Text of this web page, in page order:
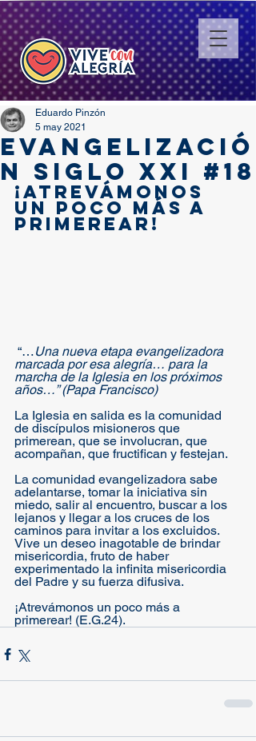
EVANGELIZACIÓ
N SIGLO XXI #18
Eduardo Pinzón
5 may 2021
¡Atrevámonos
un poco más a
primerear!
“…Una nueva etapa evangelizadora
marcada por esa alegría… para la
marcha de la Iglesia en los próximos
años…” (Papa Francisco)
La Iglesia en salida es la comunidad
de discípulos misioneros que
primerean, que se involucran, que
acompañan, que fructifican y festejan.
La comunidad evangelizadora sabe
adelantarse, tomar la iniciativa sin
miedo, salir al encuentro, buscar a los
lejanos y llegar a los cruces de los
caminos para invitar a los excluidos.
Vive un deseo inagotable de brindar
misericordia, fruto de haber
experimentado la infinita misericordia
del Padre y su fuerza difusiva.
¡Atrevámonos un poco más a
primerear! (E.G.24).